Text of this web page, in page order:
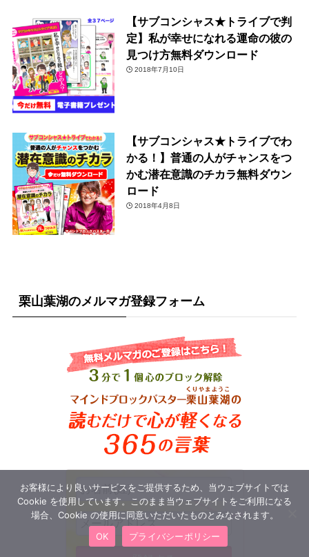
【サブコンシャス★トライブで判
定】私が幸せになれる運命の彼の
見つけ方無料ダウンロード
2018年7月10日
【サブコンシャス★トライブでわ
かる！】普通の人がチャンスをつ
かむ潜在意識のチカラ無料ダウン
ロード
2018年4月8日
栗山葉湖のメルマガ登録フォーム
お客様により良いサービスをご提供するため、当ウェブサイトでは
Cookie を使用しています。このまま当ウェブサイトをご利用になる
場合、Cookie の使用に同意いただいたものとみなされます。
OK
プライバシーポリシー